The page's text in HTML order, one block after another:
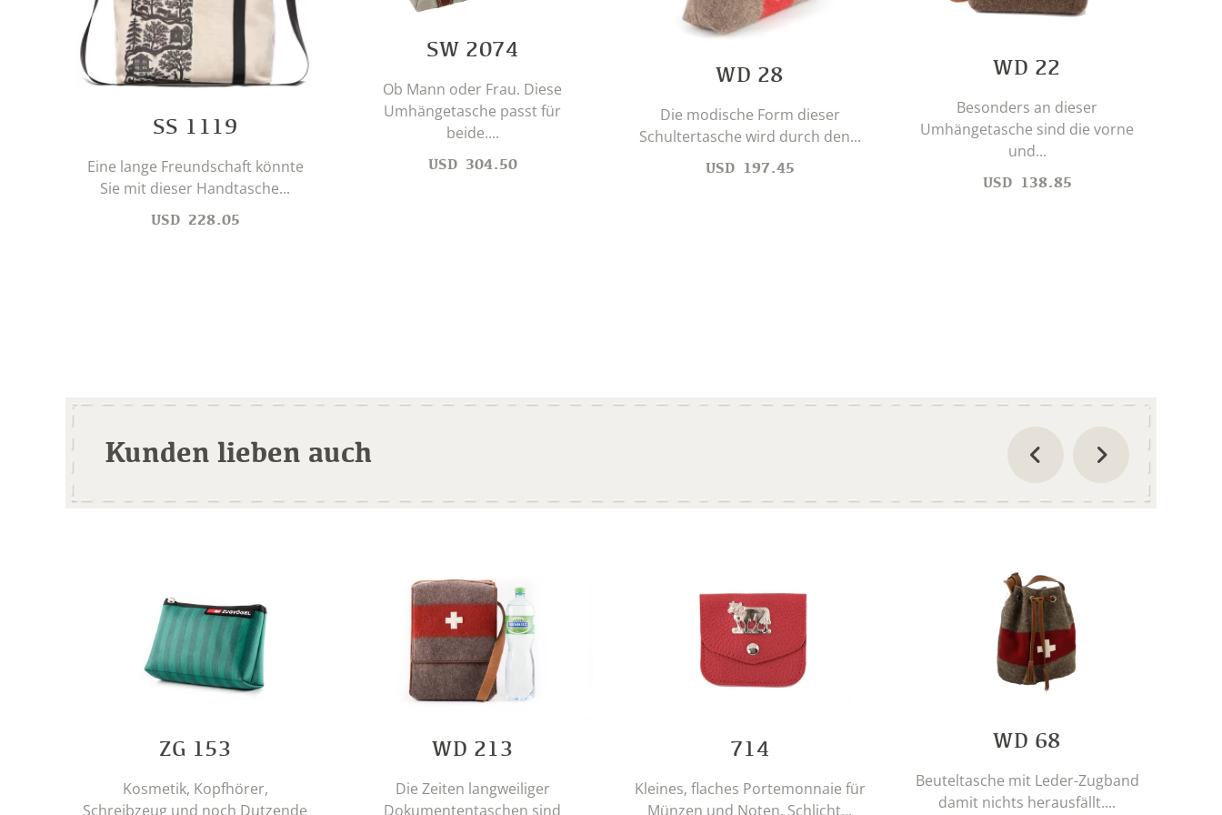
SS 1119
Eine lange Freundschaft könnte
Sie mit dieser Handtasche...
USD 228.05
SW 2074
Ob Mann oder Frau. Diese
Umhängetasche passt für
beide....
USD 304.50
WD 28
Die modische Form dieser
Schultertasche wird durch den...
USD 197.45
WD 22
Besonders an dieser
Umhängetasche sind die vorne
und...
USD 138.85
Kunden lieben auch
ZG 153
Kosmetik, Kopfhörer,
Schreibzeug und noch Dutzende
WD 213
Die Zeiten langweiliger
Dokumententaschen sind
714
Kleines, flaches Portemonnaie für
Münzen und Noten. Schlicht...
WD 68
Beuteltasche mit Leder-Zugband
damit nichts herausfällt....